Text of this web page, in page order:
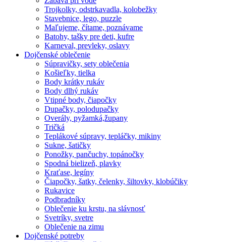
Trojkolky, odstrkavadla, kolobežky
Stavebnice, lego, puzzle
Maľujeme, čítame, poznávame
Batohy, tašky pre deti, kufre
Karneval, prevleky, oslavy
Dojčenské oblečenie
Súpravičky, sety oblečenia
Košieľky, tielka
Body krátky rukáv
Body dlhý rukáv
Vtipné body, čiapočky
Dupačky, polodupačky
Overály, pyžamká,župany
Tričká
Teplákové súpravy, tepláčky, mikiny
Sukne, šatičky
Ponožky, pančuchy, topánočky
Spodná bielizeň, plavky
Kraťase, legíny
Čiapočky, šatky, čelenky, šiltovky, klobúčiky
Rukavice
Podbradníky
Oblečenie ku krstu, na slávnosť
Svetríky, svetre
Oblečenie na zimu
Dojčenské potreby